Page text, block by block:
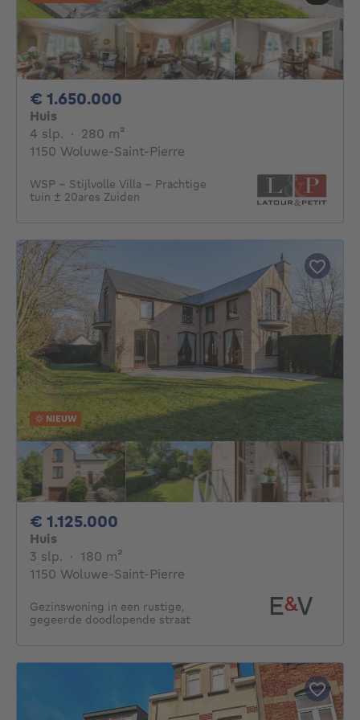
€ 1.650.000
Huis
4 slp. 4 slaapkamers
· 280 m²
1150 Woluwe-Saint-Pierre
WSP - Stijlvolle Villa - Prachtige
tuin ± 20ares Zuiden
NIEUW
€ 1.125.000
Huis
3 slp. 3 slaapkamers
· 180 m²
1150 Woluwe-Saint-Pierre
Gezinswoning in een rustige,
gegeerde doodlopende straat